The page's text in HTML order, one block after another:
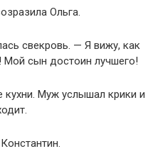
Ольга.
свекровь. — Я вижу, как
сын достоин лучшего!
кухни. Муж услышал крики и